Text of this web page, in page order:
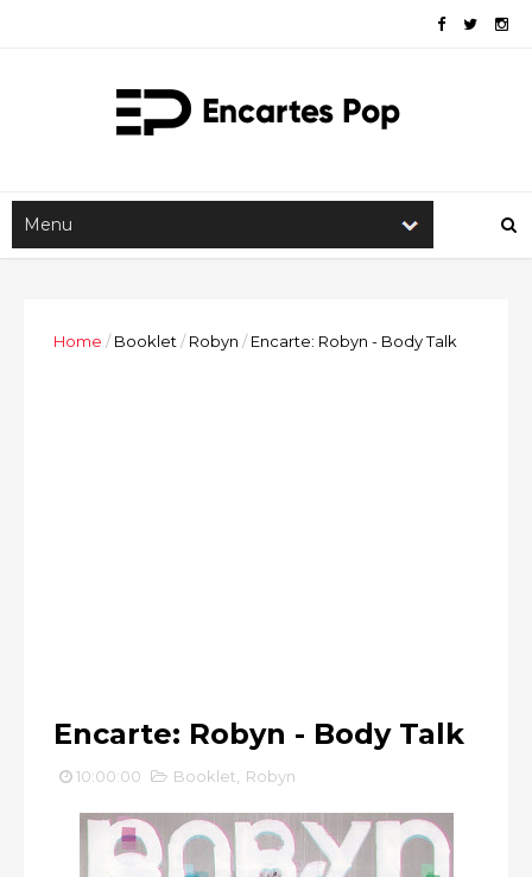
Home / Booklet / Robyn / Encarte: Robyn - Body Talk
Encarte: Robyn - Body Talk
10:00:00 Booklet Robyn